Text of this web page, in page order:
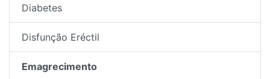
Diabetes
Disfunção Eréctil
Emagrecimento